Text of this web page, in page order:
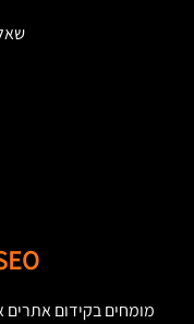
מומחים בקידום אתרים